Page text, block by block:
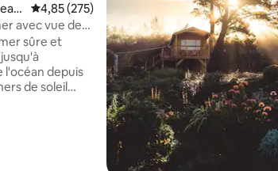
commentaires : 4,99 sur 5
Évaluation moyenne sur la base de 275
4,85 (275)
avec vue de
sûre et
l'océan depuis
de soleil